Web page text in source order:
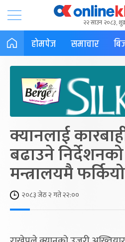
२२ साउन २०८३,
होमपेज समाचार
क्यानलाई
बढाउने निर्देशनको
मन्त्रालयमै फर्कियो
२०८३ जेठ २ गते २२:००